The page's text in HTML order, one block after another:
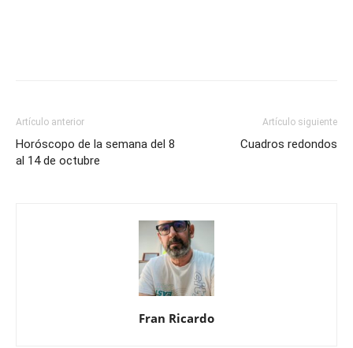
Artículo anterior
Horóscopo de la semana del 8
al 14 de octubre
Artículo siguiente
Cuadros redondos
Fran Ricardo